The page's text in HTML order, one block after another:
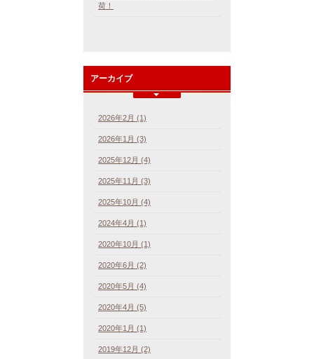
荷！
アーカイブ
2026年2月 (1)
2026年1月 (3)
2025年12月 (4)
2025年11月 (3)
2025年10月 (4)
2024年4月 (1)
2020年10月 (1)
2020年6月 (2)
2020年5月 (4)
2020年4月 (5)
2020年1月 (1)
2019年12月 (2)